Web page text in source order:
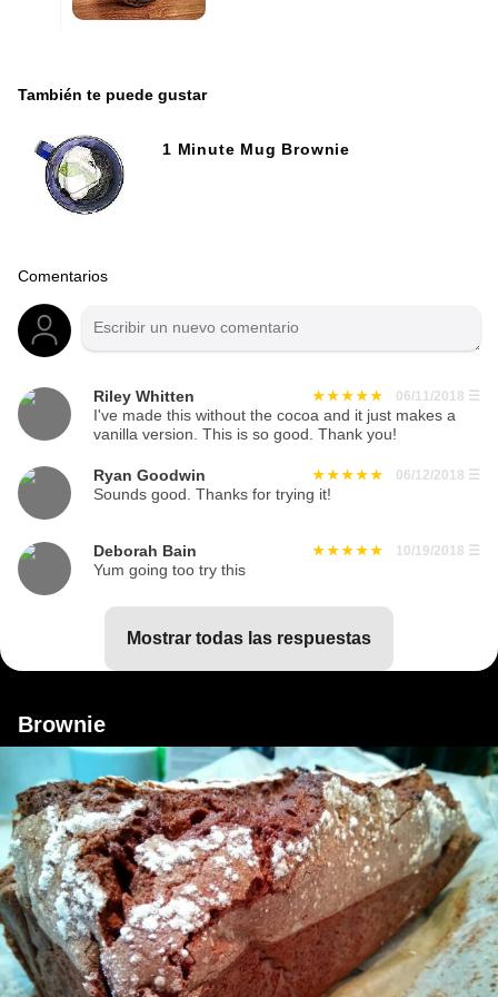
También te puede gustar
1 Minute Mug Brownie
Comentarios
Riley Whitten 06/11/2018 ☰
I've made this without the cocoa and it just makes a
vanilla version. This is so good. Thank you!
Ryan Goodwin 06/12/2018 ☰
Sounds good. Thanks for trying it!
Deborah Bain 10/19/2018 ☰
Yum going too try this
mostrar todas las respuestas
Brownie